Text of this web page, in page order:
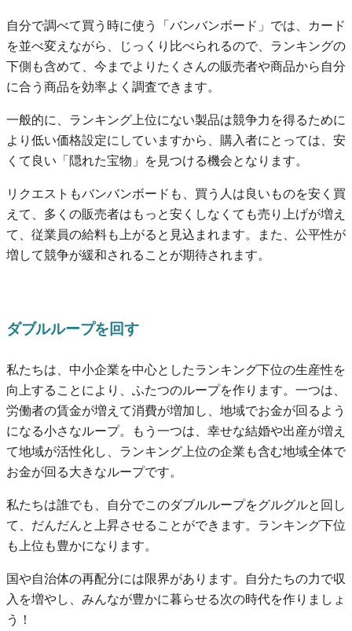
自分で調べて買う時に使う「バンバンボード」では、カード
を並べ変えながら、じっくり比べられるので、ランキングの
下側も含めて、今までよりたくさんの販売者や商品から自分
に合う商品を効率よく調査できます。
一般的に、ランキング上位にない製品は競争力を得るために
より低い価格設定にしていますから、購入者にとっては、安
くて良い「隠れた宝物」を見つける機会となります。
リクエストもバンバンボードも、買う人は良いものを安く買
えて、多くの販売者はもっと安くしなくても売り上げが増え
て、従業員の給料も上がると見込まれます。また、公平性が
増して競争が緩和されることが期待されます。
ダブルループを回す
私たちは、中小企業を中心としたランキング下位の生産性を
向上することにより、ふたつのループを作ります。一つは、
労働者の賃金が増えて消費が増加し、地域でお金が回るよう
になる小さなループ。もう一つは、幸せな結婚や出産が増え
て地域が活性化し、ランキング上位の企業も含む地域全体で
お金が回る大きなループです。
私たちは誰でも、自分でこのダブルループをグルグルと回し
て、だんだんと上昇させることができます。ランキング下位
も上位も豊かになります。
国や自治体の再配分には限界があります。自分たちの力で収
入を増やし、みんなが豊かに暮らせる次の時代を作りましょ
う！